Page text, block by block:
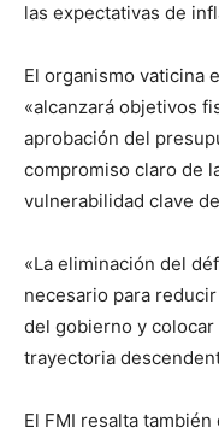
las expectativas de
El organismo vaticina
«alcanzará objetivos
aprobación del
compromiso claro de
vulnerabilidad clave
«La eliminación del
necesario para
del gobierno y
trayectoria
El FMI resalta